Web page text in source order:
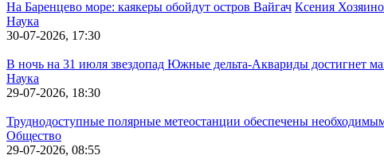
На Баренцево море: каякеры обойдут остров Вайгач Ксения
Наука
30-07-2026, 17:30
В ночь на 31 июля звездопад Южные дельта-Аквариды достигнет
Наука
29-07-2026, 18:30
Труднодоступные полярные метеостанции обеспечены
Общество
29-07-2026, 08:55